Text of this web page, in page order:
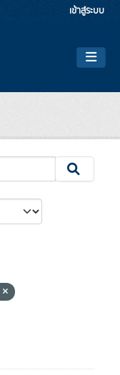
เข้าสู่ระบบ